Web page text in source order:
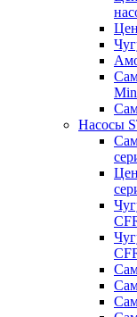
Насосы